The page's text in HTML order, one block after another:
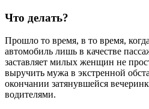
Что делать?
Прошло то время, в то время,
автомобиль лишь в качестве
заставляет милых женщин не
выручить мужа в экстренной
окончании затянувшейся
водителями.